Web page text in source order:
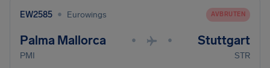
EW2585 • Eurowings AVBRUTEN
Palma Mallorca • • Stuttgart
PMI STR